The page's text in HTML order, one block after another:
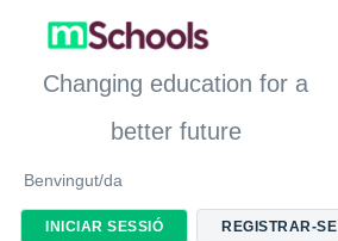
Changing education for a
better future
Benvingut/da
INICIAR SESSIÓ REGISTRAR-SE